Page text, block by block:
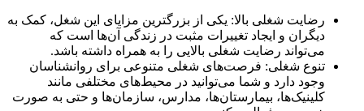
رضایت شغلی بالا: یکی از بزرگترین مزایای این شغل، کمک به
دیگران و ایجاد تغییرات مثبت در زندگی آن‌ها است که
می‌تواند رضایت شغلی بالایی را به همراه داشته باشد.
تنوع شغلی: فرصت‌های شغلی متنوعی برای روانشناسان
وجود دارد و شما می‌توانید در محیط‌های مختلفی مانند
کلینیک‌ها، بیمارستان‌ها، مدارس، سازمان‌ها و حتی به صورت